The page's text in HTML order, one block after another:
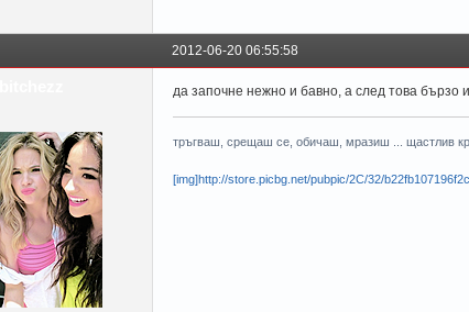
2012-06-20 06:55:58
да започне нежно и бавно, а след това бързо
тръгваш, срещаш се, обичаш, мразиш ... щастлив
[img]http://store.picbg.net/pubpic/2C/32/